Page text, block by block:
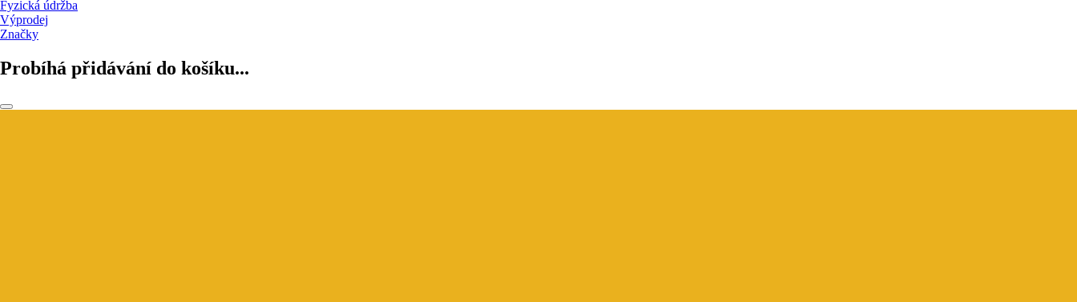
Fyzická údržba
Výprodej
Značky
Probíhá přidávání do košíku...